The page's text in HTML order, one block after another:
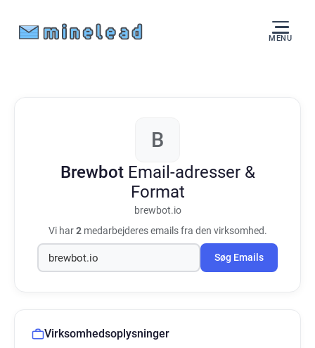
MENU
B
Brewbot Email-adresser &
Format
brewbot.io
Vi har2medarbejderes emails fra den virksomhed.
Søg Emails
Virksomhedsoplysninger